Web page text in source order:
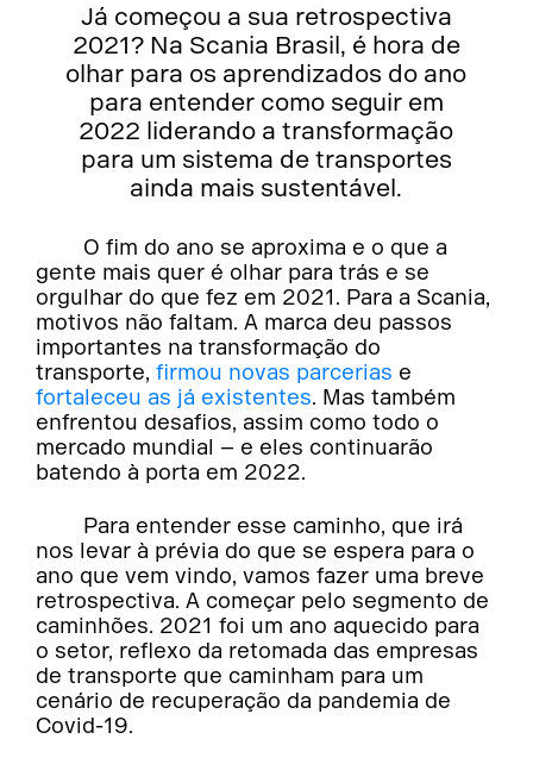
Já começou a sua retrospectiva
2021? Na Scania Brasil, é hora de
olhar para os aprendizados do ano
para entender como seguir em
2022 liderando a transformação
para um sistema de transportes
ainda mais sustentável.
O fim do ano se aproxima e o que a
gente mais quer é olhar para trás e se
orgulhar do que fez em 2021. Para a Scania,
motivos não faltam. A marca deu passos
importantes na transformação do
transporte,firmou novas parcerias e
fortaleceu as já existentes. Mas também
enfrentou desafios, assim como todo o
mercado mundial – e eles continuarão
batendo à porta em 2022.
Para entender esse caminho, que irá
nos levar à prévia do que se espera para o
ano que vem vindo, vamos fazer uma breve
retrospectiva. A começar pelo segmento de
caminhões. 2021 foi um ano aquecido para
o setor, reflexo da retomada das empresas
de transporte que caminham para um
cenário de recuperação da pandemia de
Covid-19.